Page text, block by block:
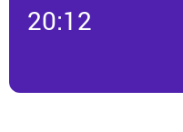
20:12